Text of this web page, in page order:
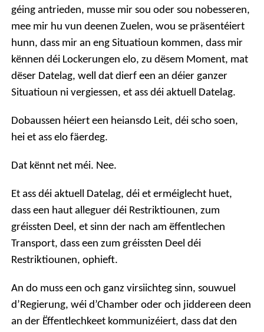
géing antrieden, musse mir sou oder sou nobesseren,
mee mir hu vun deenen Zuelen, wou se präsentéiert
hunn, dass mir an eng Situatioun kommen, dass mir
kënnen déi Lockerungen elo, zu dësem Moment, mat
dëser Datelag, well dat dierf een an déier ganzer
Situatioun ni vergiessen, et ass déi aktuell Datelag.
Dobaussen héiert een heiansdo Leit, déi scho soen,
hei et ass elo fäerdeg.
Dat kënnt net méi. Nee.
Et ass déi aktuell Datelag, déi et erméiglecht huet,
dass een haut alleguer déi Restriktiounen, zum
gréissten Deel, et sinn der nach am ëffentlechen
Transport, dass een zum gréissten Deel déi
Restriktiounen, ophieft.
An do muss een och ganz virsiichteg sinn, souwuel
d’Regierung, wéi d’Chamber oder och jiddereen deen
an der Ëffentlechkeet kommunizéiert, dass dat den